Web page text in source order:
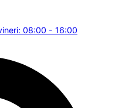
08:00 - 16:00